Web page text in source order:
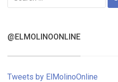
for:
@ELMOLINOONLINE
Tweets by ElMolinoOnline